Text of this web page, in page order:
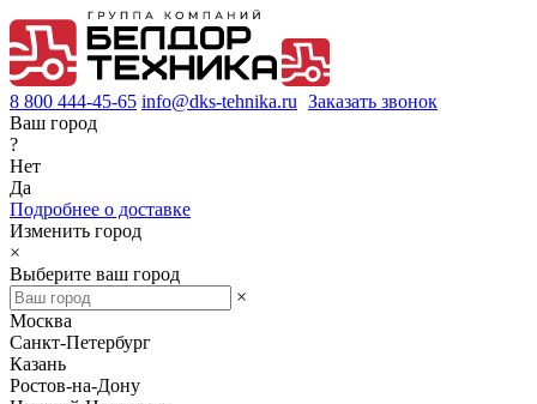
8 800 444-45-65 info@dks-tehnika.ru Заказать звонок
Ваш город
?
Нет
Да
Подробнее о доставке
Изменить город
×
Выберите ваш город
×
Москва
Санкт-Петербург
Казань
Ростов-на-Дону